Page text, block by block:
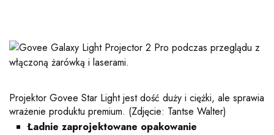
Projektor Govee Star Light jest dość duży i ciężki, ale sprawia
wrażenie produktu premium. (Zdjęcie: Tantse Walter)
Ładnie zaprojektowane opakowanie